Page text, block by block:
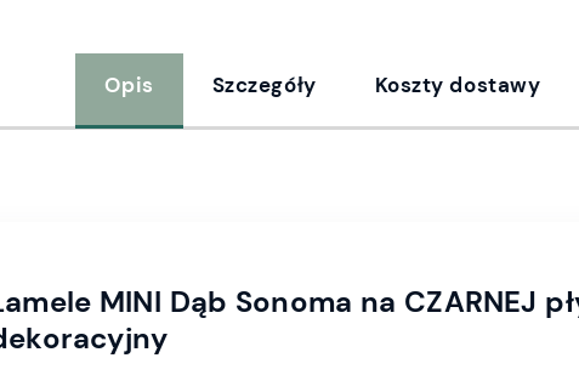
Opis Szczegóły Koszty dostawy
MINI Dąb Sonoma na CZARNEJ